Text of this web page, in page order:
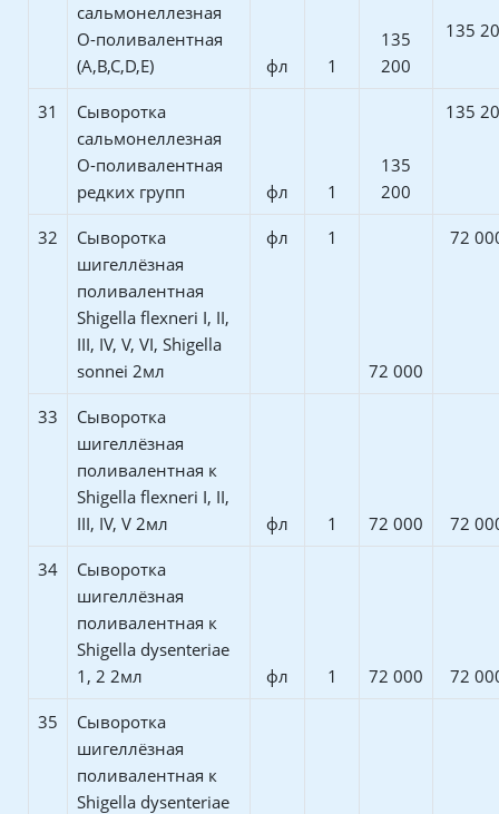
сальмонеллезная
О-поливалентная
(А,В,С,D,E)
фл 1
135
200
135
31
Сыворотка
сальмонеллезная
О-поливалентная
редких групп
фл 1
135
200
135
32
Сыворотка
шигеллёзная
поливалентная
Shigella flexneri I, II,
III, IV, V, VI, Shigella
sonnei 2мл
фл 1
72 000
72
33
Сыворотка
шигеллёзная
поливалентная к
Shigella flexneri I, II,
III, IV, V 2мл
фл 1 72 000 72
34
Сыворотка
шигеллёзная
поливалентная к
Shigella dysenteriae
1, 2 2мл
фл 1 72 000 72
35
Сыворотка
шигеллёзная
поливалентная к
Shigella dysenteriae